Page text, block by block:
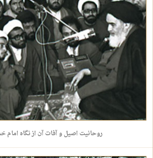
روحانیت اصیل و آفات آن از نگاه امام